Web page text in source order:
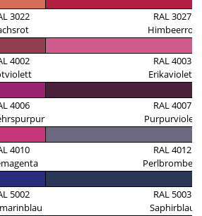
3022
RAL 3027
Himbeerrot
4002
RAL 4003
Erikaviolett
4006
RAL 4007
Purpurviolett
4010
RAL 4012
Perlbrombeer
5002
RAL 5003
Saphirblau